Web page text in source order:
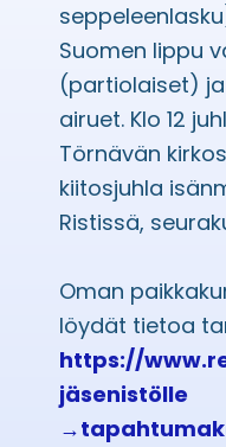
Suomen lippu
(partiolaiset)
airuet. Klo 12
Törnävän
kiitosjuhla
Ristissä,
Oman
löydät tietoa
https://
jäsenistölle